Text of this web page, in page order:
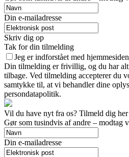
Din e-mailadresse
Skriv dig op
Tak for din tilmelding
Jeg er indforstået med
Din tilmelding er frivillig, og du har
tilbage. Ved tilmelding accepterer du
samtykke til, at vi behandler dine
persondatapolitik.
Vil du have nyt fra os? Tilmeld dig her
Gør som tusindvis af andre – modtag
Din e-mailadresse